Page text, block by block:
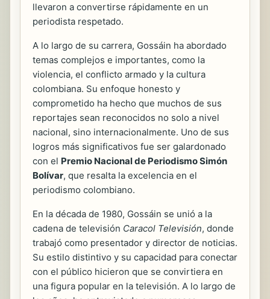
llevaron a convertirse rápidamente en un
periodista respetado.
A lo largo de su carrera, Gossáin ha abordado
temas complejos e importantes, como la
violencia, el conflicto armado y la cultura
colombiana. Su enfoque honesto y
comprometido ha hecho que muchos de sus
reportajes sean reconocidos no solo a nivel
nacional, sino internacionalmente. Uno de sus
logros más significativos fue ser galardonado
con el Premio Nacional de Periodismo Simón
Bolívar, que resalta la excelencia en el
periodismo colombiano.
En la década de 1980, Gossáin se unió a la
cadena de televisión Caracol Televisión, donde
trabajó como presentador y director de noticias.
Su estilo distintivo y su capacidad para conectar
con el público hicieron que se convirtiera en
una figura popular en la televisión. A lo largo de